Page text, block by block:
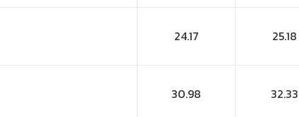
24.17 25.18
30.98 32.33